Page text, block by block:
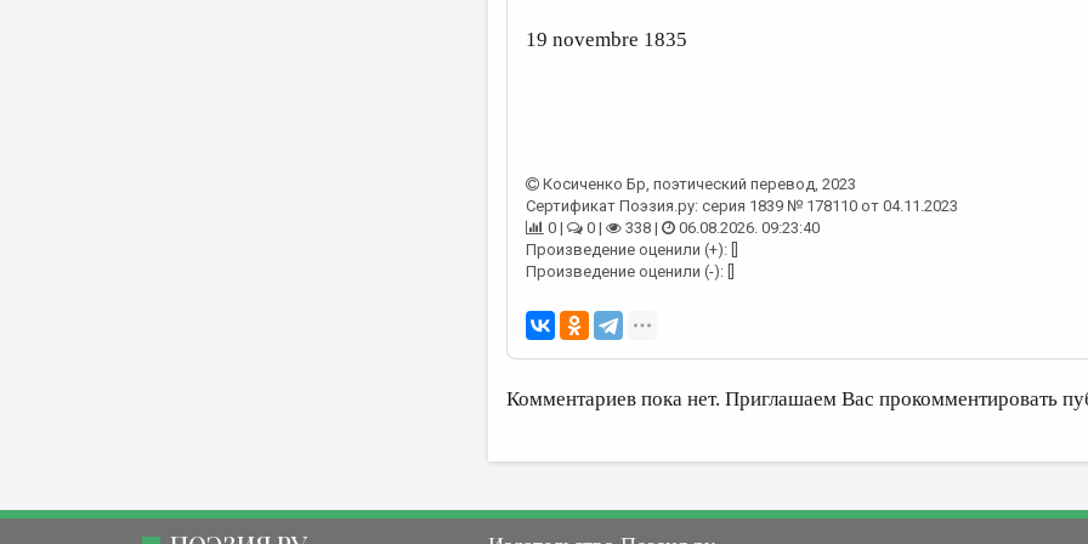
19 novembre 1835
Косиченко Бр, поэтический перевод, 2023
Сертификат Поэзия.ру: серия 1839 № 178110 от 04.11.2023
0 |
0 | 338 |
06.08.2026. 09:23:40
Произведение оценили (+): []
Произведение оценили (-): []
Комментариев пока нет. Приглашаем Вас прокомментировать